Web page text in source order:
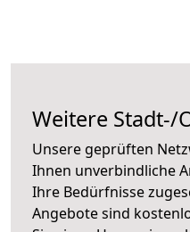
Weitere Stadt-/
Unsere geprüften
Ihnen unverbindliche
Ihre Bedürfnisse
Angebote sind